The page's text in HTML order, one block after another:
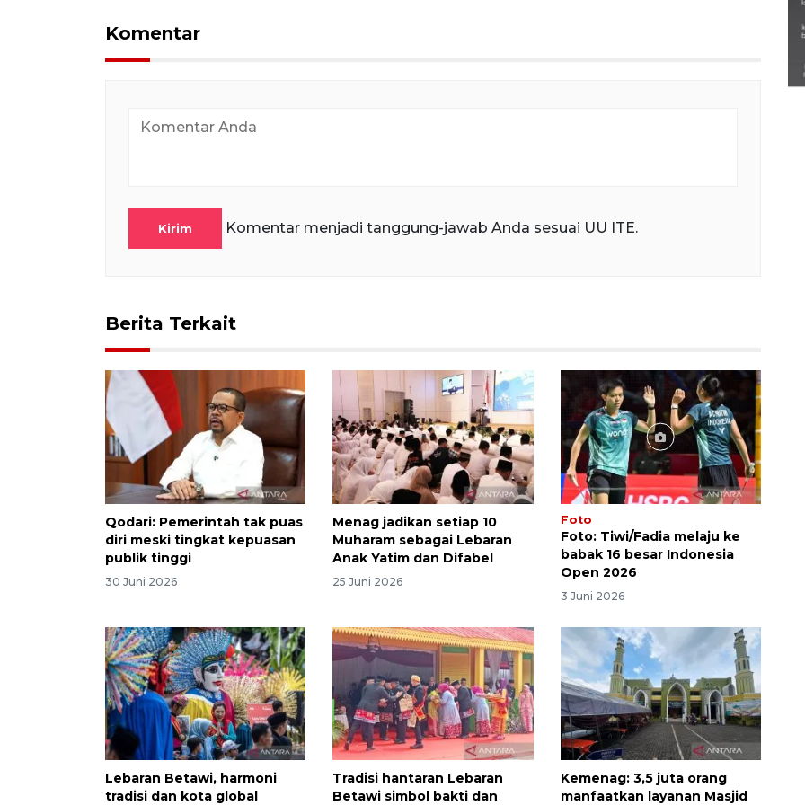
Komentar
Kirim Komentar menjadi tanggung-jawab Anda sesuai UU ITE.
Berita Terkait
Qodari: Pemerintah tak puas
diri meski tingkat kepuasan
publik tinggi
30 Juni 2026
Menag jadikan setiap 10
Muharam sebagai Lebaran
Anak Yatim dan Difabel
25 Juni 2026
Foto
Foto: Tiwi/Fadia melaju ke
babak 16 besar Indonesia
Open 2026
3 Juni 2026
Lebaran Betawi, harmoni
tradisi dan kota global
Tradisi hantaran Lebaran
Betawi simbol bakti dan
Kemenag: 3,5 juta orang
manfaatkan layanan Masjid